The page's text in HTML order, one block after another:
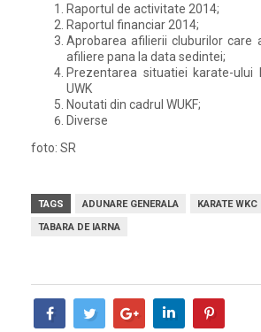
Raportul de activitate 2014;
Raportul financiar 2014;
Aprobarea afilierii cluburilor care
afiliere pana la data sedintei;
Prezentarea situatiei karate-
UWK
Noutati din cadrul WUKF;
Diverse
foto: SR
TAGS ADUNARE GENERALA KARATE WKC
TABARA DE IARNA